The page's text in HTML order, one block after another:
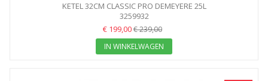
KETEL 32CM CLASSIC PRO DEMEYERE 25L
3259932
€ 199,00€ 239,00
IN WINKELWAGEN